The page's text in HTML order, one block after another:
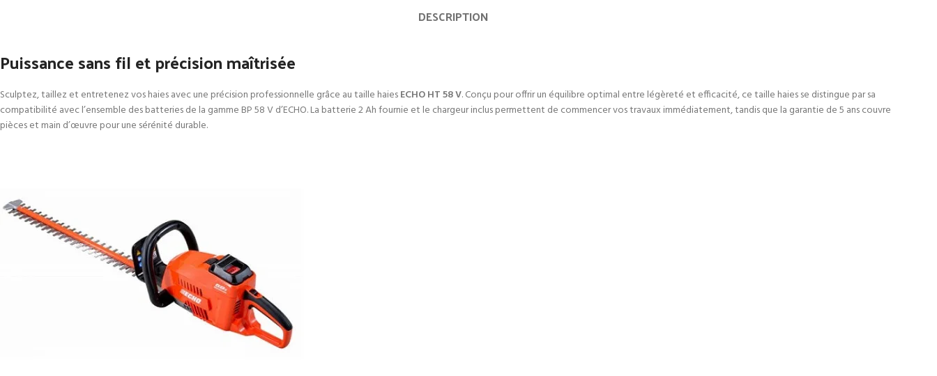
DESCRIPTION
Puissance sans fil et précision maîtrisée
Sculptez, taillez et entretenez vos haies avec une précision professionnelle grâce au taille haiesECHO HT 58 V. Conçu pour offrir un équilibre optimal entre légèreté et efficacité, ce taille haies se distingue par sa
compatibilité avec l’ensemble des batteries de la gamme BP 58 V d’ECHO. La batterie 2 Ah fournie et le chargeur inclus permettent de commencer vos travaux immédiatement, tandis que la garantie de 5 ans couvre
pièces et main d’œuvre pour une sérénité durable.